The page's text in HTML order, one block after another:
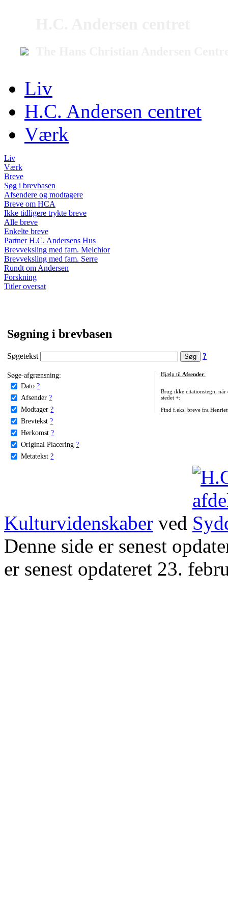
Liv
H.C. Andersen centret
Værk
Liv
Værk
Breve
Søg i brevbasen
Afsendere og modtagere
Breve om HCA
Ikke tidligere trykte breve
Alle breve
Enkelte breve
Partner H.C. Andersens Hus
Brevveksling med fam. Melchior
Brevveksling med fam. Serre
Rundt om Andersen
Forskning
Titler oversat
Søgning i brevbasen
Søgetekst ?
Søge-afgrænsning:
Dato ?
Afsender ?
Modtager ?
Brevtekst ?
Herkomst ?
Original Placering ?
Metatekst ?
Hjælp til Afsender:
Brug ikke citationstegn, når
stedet +:
Find f.eks. breve fra
Kulturvidenskaber ved
Denne side er senest
er senest opdateret 23.